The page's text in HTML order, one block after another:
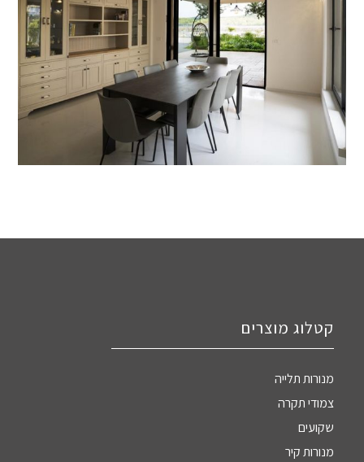
קטלוג מוצרים
מנורות תלייה
צמודי תקרה
שקועים
מנורות קיר